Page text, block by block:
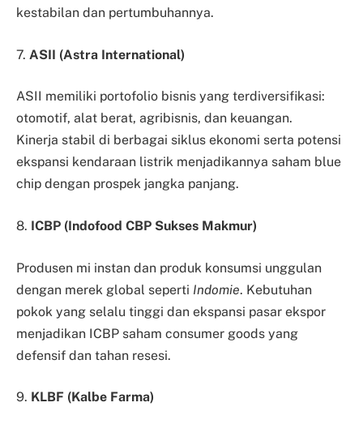
kestabilan dan pertumbuhannya.
7. ASII (Astra International)
ASII memiliki portofolio bisnis yang terdiversifikasi:
otomotif, alat berat, agribisnis, dan keuangan.
Kinerja stabil di berbagai siklus ekonomi serta potensi
ekspansi kendaraan listrik menjadikannya saham blue
chip dengan prospek jangka panjang.
8. ICBP (Indofood CBP Sukses Makmur)
Produsen mi instan dan produk konsumsi unggulan
dengan merek global seperti Indomie. Kebutuhan
pokok yang selalu tinggi dan ekspansi pasar ekspor
menjadikan ICBP saham consumer goods yang
defensif dan tahan resesi.
9. KLBF (Kalbe Farma)